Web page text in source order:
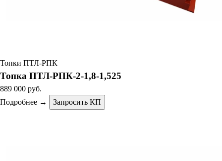
Топки ПТЛ-РПК
Топка ПТЛ-РПК-2-1,8-1,525
889 000 руб.
Подробнее →
Запросить КП